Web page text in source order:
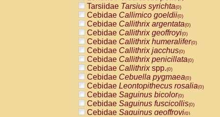
Tarsiidae Tarsius syrichta(0)
Cebidae Callimico goeldii(0)
Cebidae Callithrix argentata(0)
Cebidae Callithrix geoffroyi(0)
Cebidae Callithrix humeralifer(0)
Cebidae Callithrix jacchus(0)
Cebidae Callithrix penicillata(0)
Cebidae Callithrixspp.(0)
Cebidae Cebuella pygmaea(0)
Cebidae Leontopithecus rosalia(0)
Cebidae Saguinus bicolor(0)
Cebidae Saguinus fuscicollis(0)
Cebidae Saguinus geoffroyi(0)